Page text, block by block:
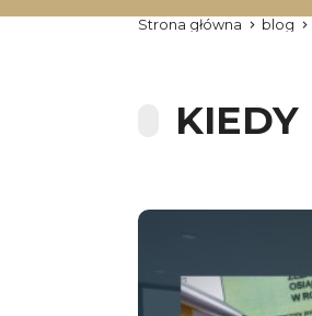
Strona główna blog